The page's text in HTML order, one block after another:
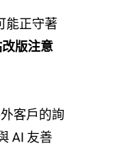
能正守著
版注意
客戶的詢
AI 友善